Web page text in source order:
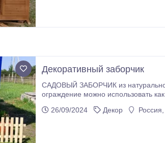
Декоративный заборчик
САДОВЫЙ ЗАБОРЧИК из натурального
ограждение можно использовать как ограду для кустов и цветника,
26/09/2024
Декор